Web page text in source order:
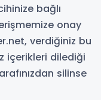
bağlı
onay
verdiğiniz bu
içerikleri dilediği
silinse